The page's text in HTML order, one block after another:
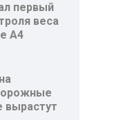
первый
веса
A4
вырастут